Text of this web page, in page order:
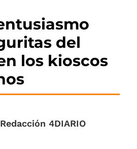
del
los kioscos
Redacción 4DIARIO